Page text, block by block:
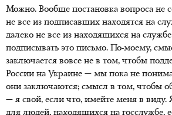
Можно. Вообще постановка вопроса не
не все из подписавших находятся на
далеко не все из находящихся на
подписывать это письмо. По-моему,
заключается вовсе не в том, чтобы
России на Украине — мы пока не
они заключаются; смысл в том, чтобы
— я свой, если что, имейте меня в виду.
для людей, находящихся на госслужбе,